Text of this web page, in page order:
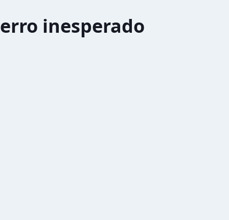
erro inesperado